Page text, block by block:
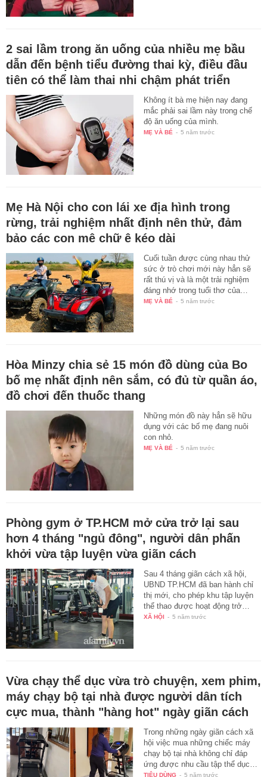
2 sai lầm trong ăn uống của nhiều mẹ bầu
dẫn đến bệnh tiểu đường thai kỳ, điều đầu
tiên có thể làm thai nhi chậm phát triển
Không ít bà mẹ hiện nay đang
mắc phải sai lầm này trong chế
độ ăn uống của mình.
MẸ VÀ BÉ - 5 năm trước
Mẹ Hà Nội cho con lái xe địa hình trong
rừng, trải nghiệm nhất định nên thử, đảm
bảo các con mê chữ ê kéo dài
Cuối tuần được cùng nhau thử
sức ở trò chơi mới này hẳn sẽ
rất thú vị và là một trải nghiệm
đáng nhớ trong tuổi thơ của…
MẸ VÀ BÉ - 5 năm trước
Hòa Minzy chia sẻ 15 món đồ dùng của Bo
bố mẹ nhất định nên sắm, có đủ từ quần áo,
đồ chơi đến thuốc thang
Những món đồ này hẳn sẽ hữu
dụng với các bố mẹ đang nuôi
con nhỏ.
MẸ VÀ BÉ - 5 năm trước
Phòng gym ở TP.HCM mở cửa trở lại sau
hơn 4 tháng "ngủ đông", người dân phấn
khởi vừa tập luyện vừa giãn cách
Sau 4 tháng giãn cách xã hội,
UBND TP.HCM đã ban hành chỉ
thị mới, cho phép khu tập luyện
thể thao được hoạt động trở…
XÃ HỘI - 5 năm trước
Vừa chạy thể dục vừa trò chuyện, xem phim,
máy chạy bộ tại nhà được người dân tích
cực mua, thành "hàng hot" ngày giãn cách
Trong những ngày giãn cách xã
hội việc mua những chiếc máy
chạy bộ tại nhà không chỉ đáp
ứng được nhu cầu tập thể dục…
TIÊU DÙNG - 5 năm trước